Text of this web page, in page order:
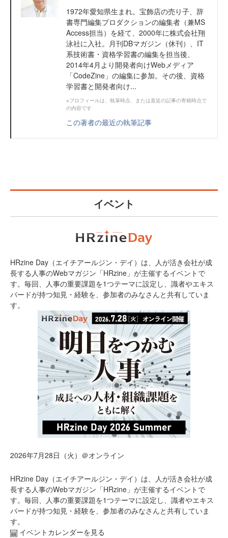
1972年愛知県生まれ。宝飾店の売り子、辞
書専門編集プロダクションの編集者（兼MS
Access担当）を経て、2000年に株式会社翔
泳社に入社。月刊DBマガジン（休刊）、IT
系技術書・資格学習書の編集を担当後、
2014年4月より開発者向けWebメディア
「CodeZine」の編集に参加。その後、資格
学習書と開発者向け...
※プロフィールは、執筆時点、または直近の記事の寄稿時点で
の内容です
この著者の最近の執筆記事
イベント
HRzine Day（エイチアールジン・デイ）は、人が活き会社が成
長する人事のWebマガジン「HRzine」が主催するイベントで
す。毎回、人事の重要課題を1つテーマに設定し、識者やエキス
パードが持つ知見・経験を、参加者のみなさんと共有していま
す。
2026年7月28日（火）＠オンライン
HRzine Day（エイチアールジン・デイ）は、人が活き会社が成
長する人事のWebマガジン「HRzine」が主催するイベントで
す。毎回、人事の重要課題を1つテーマに設定し、識者やエキス
パードが持つ知見・経験を、参加者のみなさんと共有していま
す。
イベントカレンダーを見る